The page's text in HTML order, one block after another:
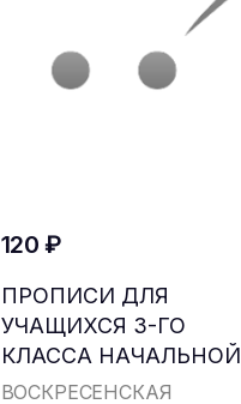
120 ₽
ПРОПИСИ ДЛЯ
УЧАЩИХСЯ 3-ГО
КЛАССА НАЧАЛЬНОЙ
ШКОЛЫ (1957)
ВОСКРЕСЕНСКАЯ